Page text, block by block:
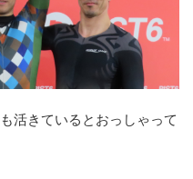
活きているとおっしゃって